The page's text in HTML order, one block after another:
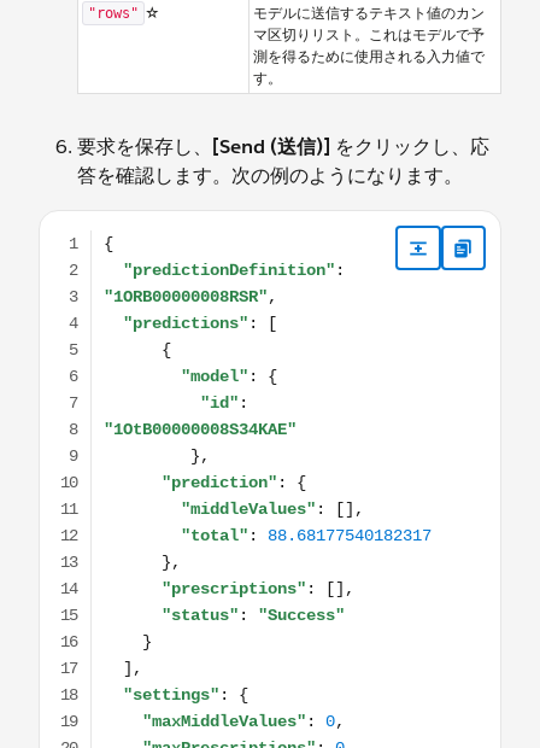
"rows" ☆
モデルに送信するテキスト値のカン
マ区切りリスト。これはモデルで予
測を得るために使用される入力値で
す。
要求を保存し、 [Send (送信)] をクリックし、応
答を確認します。次の例のようになります。
{ "predictionDefinition": "1ORB00000008RSR",